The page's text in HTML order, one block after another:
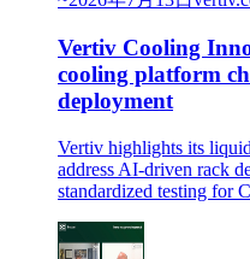
Vertiv Cooling
cooling platform
deployment
Vertiv highlights its
address AI-driven rack
standardized testing for